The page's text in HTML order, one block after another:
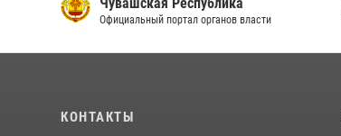
Официальный портал органов власти
КОНТАКТЫ